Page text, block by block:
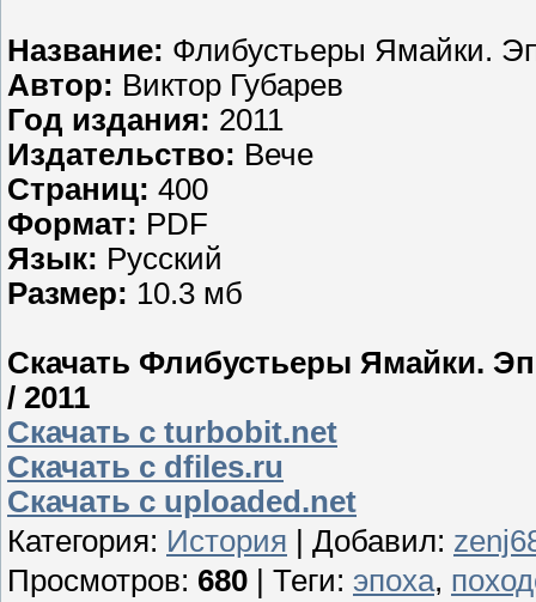
Название: Флибустьеры Ямайки.
Автор: Виктор Губарев
Год издания: 2011
Издательство: Вече
Страниц: 400
Формат: PDF
Язык: Русский
Размер: 10.3 мб
Скачать Флибустьеры Ямайки.
/ 2011
Скачать с turbobit.net
Скачать с dfiles.ru
Скачать с uploaded.net
Категория: История Добавил:
Просмотров: 680 Теги: эпоха,